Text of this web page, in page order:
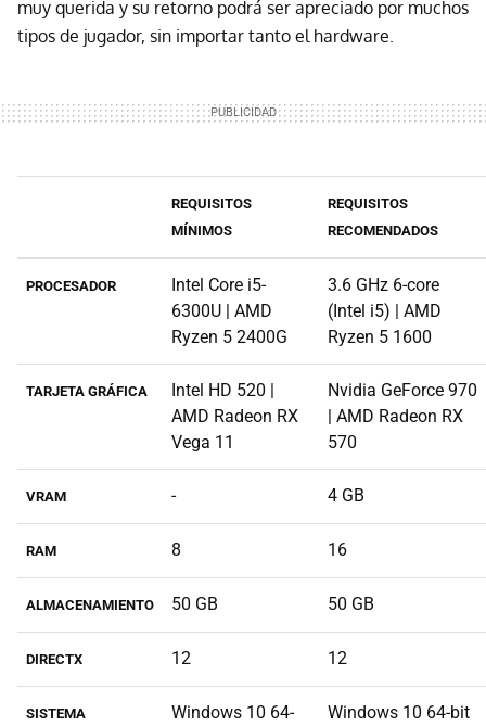
muy querida y su retorno podrá ser apreciado por muchos
tipos de jugador, sin importar tanto el hardware.
REQUISITOS
MÍNIMOS
REQUISITOS
RECOMENDADOS
PROCESADOR
Intel Core i5-
6300U | AMD
Ryzen 5 2400G
3.6 GHz 6-core
(Intel i5) | AMD
Ryzen 5 1600
TARJETA GRÁFICA
Intel HD 520 |
AMD Radeon RX
Vega 11
Nvidia GeForce 970
| AMD Radeon RX
570
VRAM - 4 GB
RAM 8 16
ALMACENAMIENTO 50 GB 50 GB
DIRECTX 12 12
SISTEMA
Windows 10 64-
Windows 10 64-bit